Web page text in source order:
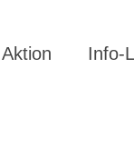
Info-